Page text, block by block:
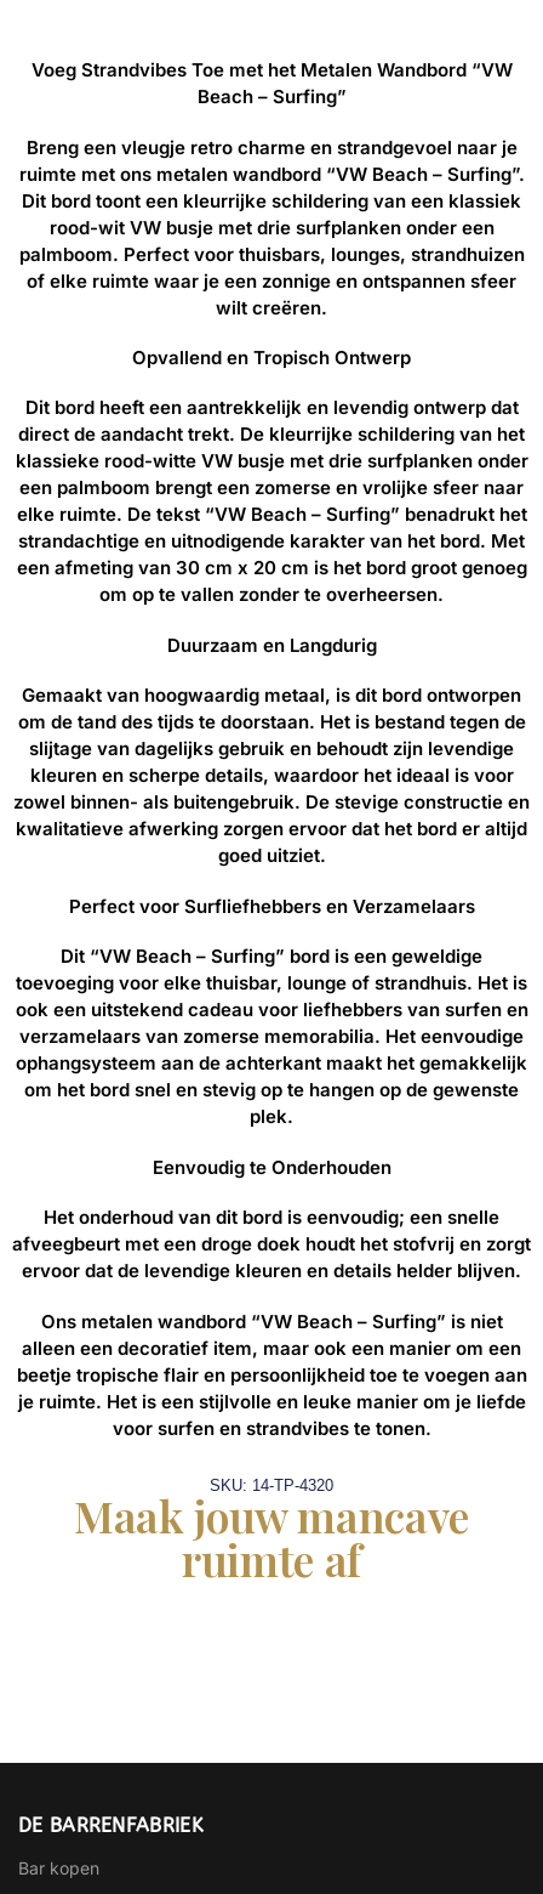
Voeg Strandvibes Toe met het Metalen Wandbord “VW
Beach – Surfing”
Breng een vleugje retro charme en strandgevoel naar je
ruimte met ons metalen wandbord “VW Beach – Surfing”.
Dit bord toont een kleurrijke schildering van een klassiek
rood-wit VW busje met drie surfplanken onder een
palmboom. Perfect voor thuisbars, lounges, strandhuizen
of elke ruimte waar je een zonnige en ontspannen sfeer
wilt creëren.
Opvallend en Tropisch Ontwerp
Dit bord heeft een aantrekkelijk en levendig ontwerp dat
direct de aandacht trekt. De kleurrijke schildering van het
klassieke rood-witte VW busje met drie surfplanken onder
een palmboom brengt een zomerse en vrolijke sfeer naar
elke ruimte. De tekst “VW Beach – Surfing” benadrukt het
strandachtige en uitnodigende karakter van het bord. Met
een afmeting van 30 cm x 20 cm is het bord groot genoeg
om op te vallen zonder te overheersen.
Duurzaam en Langdurig
Gemaakt van hoogwaardig metaal, is dit bord ontworpen
om de tand des tijds te doorstaan. Het is bestand tegen de
slijtage van dagelijks gebruik en behoudt zijn levendige
kleuren en scherpe details, waardoor het ideaal is voor
zowel binnen- als buitengebruik. De stevige constructie en
kwalitatieve afwerking zorgen ervoor dat het bord er altijd
goed uitziet.
Perfect voor Surfliefhebbers en Verzamelaars
Dit “VW Beach – Surfing” bord is een geweldige
toevoeging voor elke thuisbar, lounge of strandhuis. Het is
ook een uitstekend cadeau voor liefhebbers van surfen en
verzamelaars van zomerse memorabilia. Het eenvoudige
ophangsysteem aan de achterkant maakt het gemakkelijk
om het bord snel en stevig op te hangen op de gewenste
plek.
Eenvoudig te Onderhouden
Het onderhoud van dit bord is eenvoudig; een snelle
afveegbeurt met een droge doek houdt het stofvrij en zorgt
ervoor dat de levendige kleuren en details helder blijven.
Ons metalen wandbord “VW Beach – Surfing” is niet
alleen een decoratief item, maar ook een manier om een
beetje tropische flair en persoonlijkheid toe te voegen aan
je ruimte. Het is een stijlvolle en leuke manier om je liefde
voor surfen en strandvibes te tonen.
SKU: 14-TP-4320
Maak jouw mancave
ruimte af
DE BARRENFABRIEK
Bar kopen